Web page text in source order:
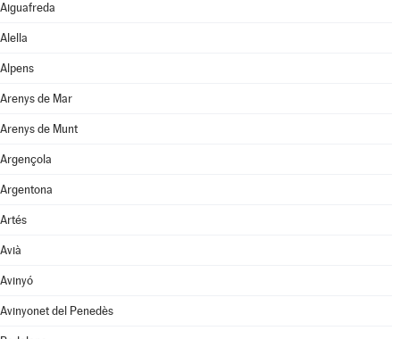
Aiguafreda
Alella
Alpens
Arenys de Mar
Arenys de Munt
Argençola
Argentona
Artés
Avià
Avinyó
Avinyonet del Penedès